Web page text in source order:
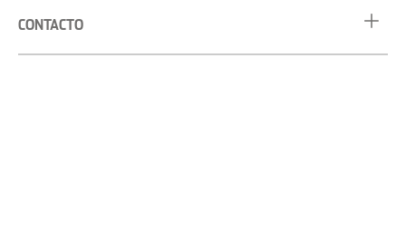
CONTACTO